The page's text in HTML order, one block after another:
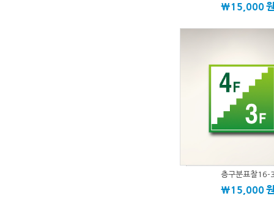
\15,000
층구분표찰16-
\15,000